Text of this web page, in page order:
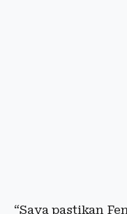
“Saya pastikan